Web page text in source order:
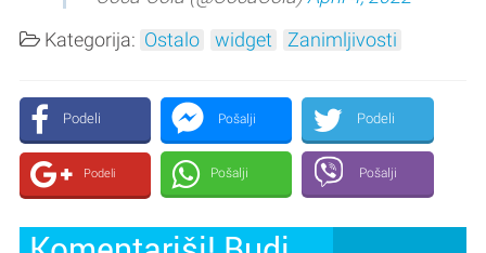
Kategorija: Ostalo widget Zanimljivosti
Podeli Pošalji Podeli
Podeli Pošalji Pošalji